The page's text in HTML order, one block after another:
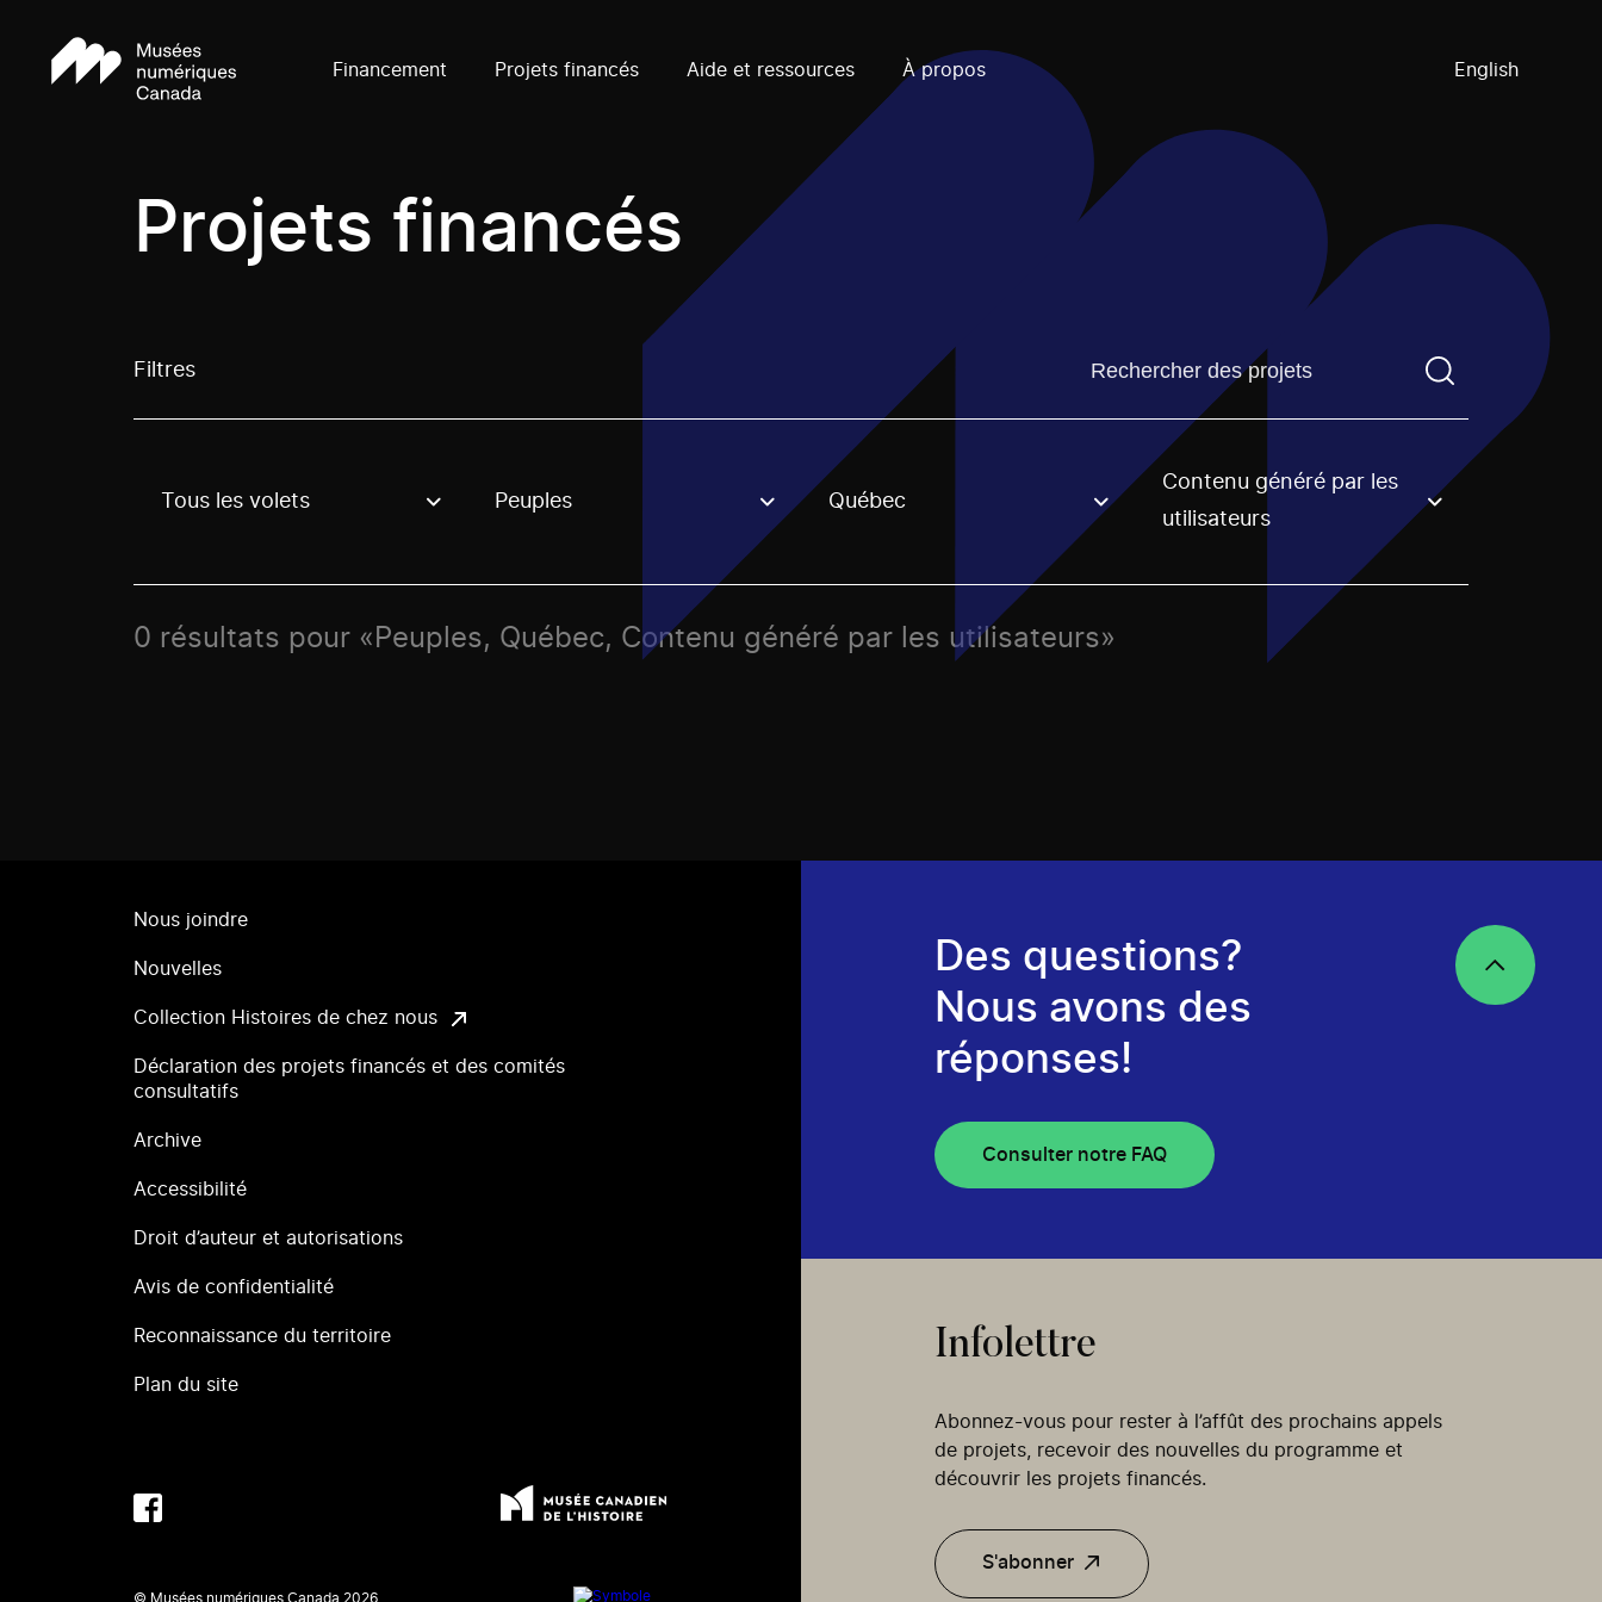
Financement Projets financés Aide et ressources À propos English
Projets financés
Filtres Trouvez un projetVous devez saisir un terme de
Use these options to filter projects by topic, stream or regon. The filter will be applied when selecting an option.
Tous les volets Peuples Québec
Contenu généré par les
utilisateurs
0 résultats pour «Peuples, Québec, Contenu généré par les utilisateurs»
Nous joindre
Nouvelles
Collection Histoires de chez nous
Déclaration des projets financés et des comités
consultatifs
Archive
Accessibilité
Droit d’auteur et autorisations
Avis de confidentialité
Reconnaissance du territoire
Plan du site
© Musées numériques Canada 2026
Des questions?
Nous avons des
réponses!
Consulter notre FAQ
Infolettre
Abonnez-vous pour rester à l’affût des prochains appels
de projets, recevoir des nouvelles du programme et
découvrir les projets financés.
S'abonner